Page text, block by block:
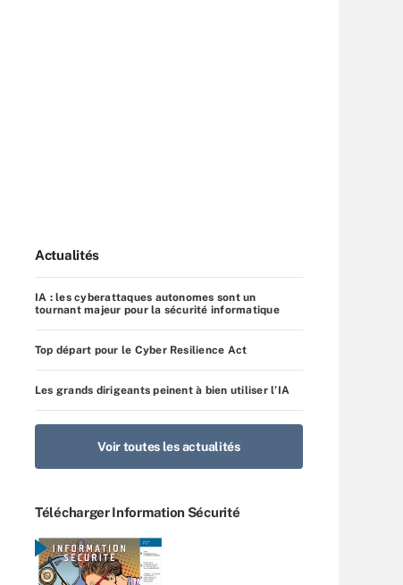
Actualités
IA : les cyberattaques autonomes sont un
tournant majeur pour la sécurité informatique
Top départ pour le Cyber Resilience Act
Les grands dirigeants peinent à bien utiliser l’IA
Voir toutes les actualités
Télécharger Information Sécurité